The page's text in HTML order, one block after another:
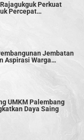
Perkuat
Percepat
Jembatan
Aspirasi Warga
UMKM Palembang
Daya Saing